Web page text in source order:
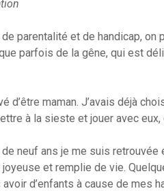
de parentalité et de handicap,
parfois de la gêne, qui est
d’être maman. J’avais déjà
à la sieste et jouer avec
de neuf ans je me suis
et remplie de vie.
d’enfants à cause de mes